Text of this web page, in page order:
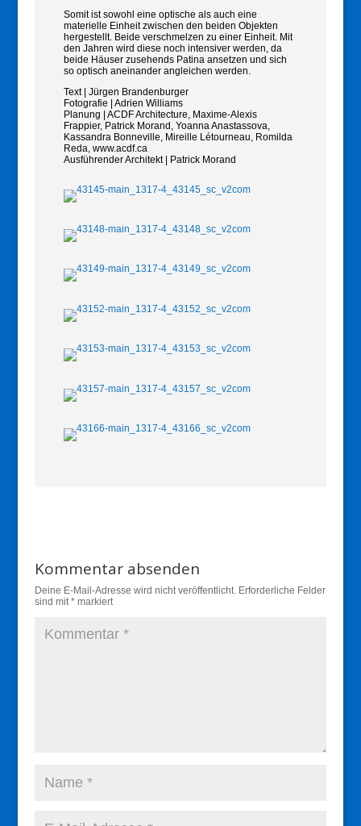
Somit ist sowohl eine optische als auch eine
materielle Einheit zwischen den beiden Objekten
hergestellt. Beide verschmelzen zu einer Einheit. Mit
den Jahren wird diese noch intensiver werden, da
beide Häuser zusehends Patina ansetzen und sich
so optisch aneinander angleichen werden.
Text | Jürgen Brandenburger
Fotografie | Adrien Williams
Planung | ACDF Architecture, Maxime-Alexis
Frappier, Patrick Morand, Yoanna Anastassova,
Kassandra Bonneville, Mireille Létourneau, Romilda
Reda, www.acdf.ca
Ausführender Architekt | Patrick Morand
Kommentar absenden
Deine E-Mail-Adresse wird nicht veröffentlicht. Erforderliche Felder
sind mit*markiert